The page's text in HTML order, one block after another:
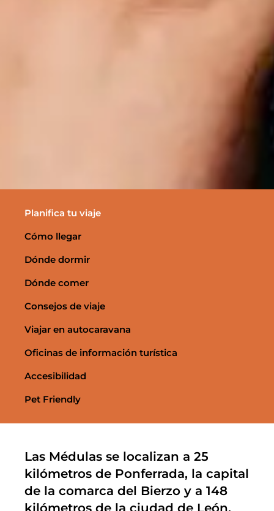
Planifica tu viaje
Cómo llegar
Dónde dormir
Dónde comer
Consejos de viaje
Viajar en autocaravana
Oficinas de información turística
Accesibilidad
Pet Friendly
Las Médulas se localizan a 25
kilómetros de Ponferrada, la capital
de la comarca del Bierzo y a 148
kilómetros de la ciudad de León.